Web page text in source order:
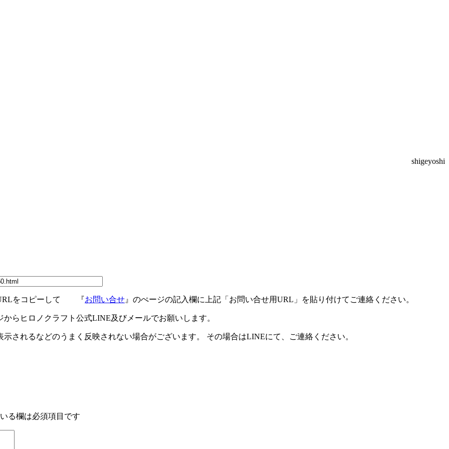
shigeyoshi
URLをコピーして 『お問い合せ 』のぺージの記入欄に上記「お問い合せ用URL」を貼り付けてご連絡ください。
からヒロノクラフト公式LINE及びメールでお願いします。
されるなどのうまく反映されない場合がございます。 その場合はLINEにて、ご連絡ください。
る欄は必須項目です